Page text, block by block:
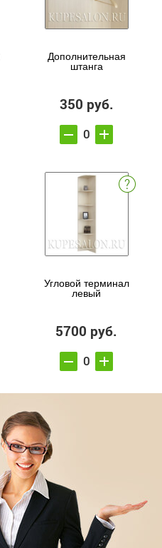
Дополнительная
штанга
350 руб.
Угловой терминал
левый
5700 руб.